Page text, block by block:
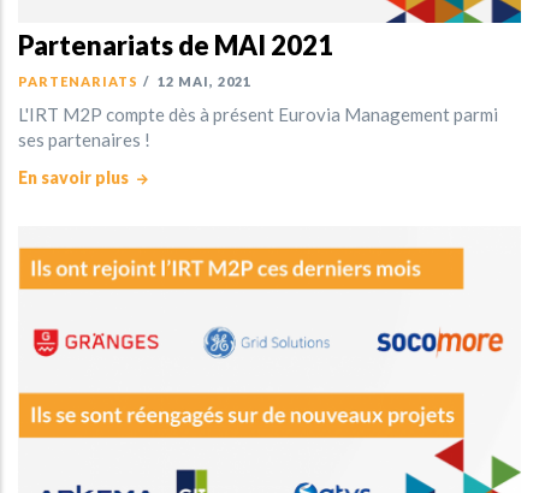
Partenariats de MAI 2021
PARTENARIATS / 12 MAI, 2021
L'IRT M2P compte dès à présent Eurovia Management parmi
ses partenaires !
En savoir plus